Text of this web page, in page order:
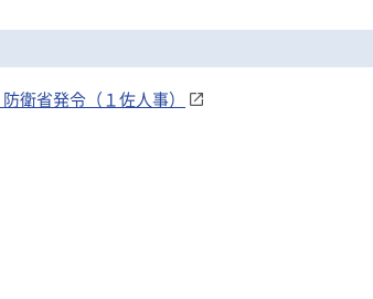
衛省発令（１佐人事）